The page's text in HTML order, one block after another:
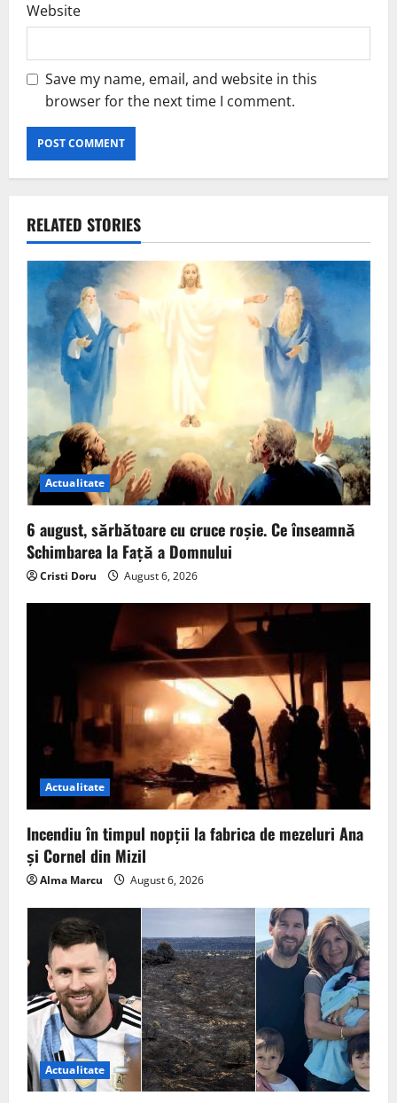
Website
Save my name, email, and website in this
browser for the next time I comment.
RELATED STORIES
Actualitate
6 august, sărbătoare cu cruce roșie. Ce înseamnă
Schimbarea la Față a Domnului
Cristi Doru August 6, 2026
Actualitate
Incendiu în timpul nopții la fabrica de mezeluri Ana
și Cornel din Mizil
Alma Marcu August 6, 2026
Actualitate